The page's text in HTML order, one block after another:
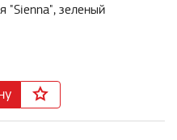
"Sienna", зеленый